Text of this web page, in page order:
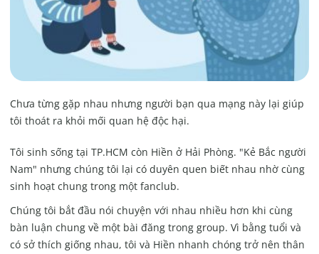
Chưa từng gặp nhau nhưng người bạn qua mạng này lại giúp
tôi thoát ra khỏi mối quan hệ độc hại.
Tôi sinh sống tại TP.HCM còn Hiền ở Hải Phòng. "Kẻ Bắc người
Nam" nhưng chúng tôi lại có duyên quen biết nhau nhờ cùng
sinh hoạt chung trong một fanclub.
Chúng tôi bắt đầu nói chuyện với nhau nhiều hơn khi cùng
bàn luận chung về một bài đăng trong group. Vì bằng tuổi và
có sở thích giống nhau, tôi và Hiền nhanh chóng trở nên thân